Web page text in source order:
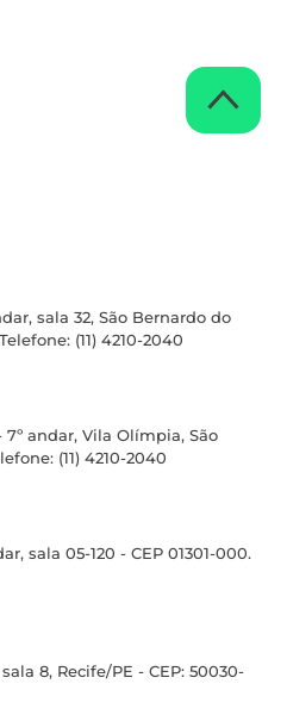
sala 32, São Bernardo do
(11) 4210-2040
andar, Vila Olímpia, São
(11) 4210-2040
sala 05-120 - CEP 01301-000.
8, Recife/PE - CEP: 50030-